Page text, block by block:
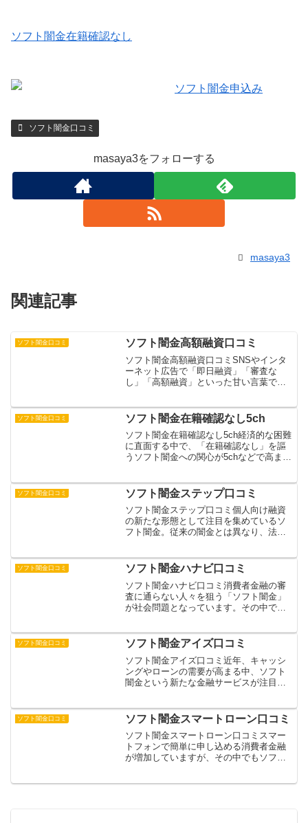
ソフト闇金在籍確認なし
ソフト闇金口コミ
masaya3をフォローする
masaya3
関連記事
ソフト闇金口コミ ソフト闇金高額融資口コミ
ソフト闇金高額融資口コミSNSやインタ
ーネット広告で「即日融資」「審査な
し」「高額融資」といった甘い言葉で誘
フト闇金被害の相談件数は前年比30%増
加し、被害総額も1...
ソフト闇金口コミ ソフト闇金在籍確認なし5ch
ソフト闇金在籍確認なし5ch経済的な困難
に直面する中で、「在籍確認なし」を謳
うソフト闇金への関心が5chなどで高まっ
審査と即日融資を実現するこれらの業
者。しかし、その実...
ソフト闇金口コミ ソフト闇金ステップ口コミ
ソフト闇金ステップ口コミ個人向け融資
の新たな形態として注目を集めているソ
フト闇金。従来の闇金とは異なり、法律
金ステップ」は、LINE経由での簡単な手
続きと即日融資をうた...
ソフト闇金口コミ ソフト闇金ハナビ口コミ
ソフト闇金ハナビ口コミ消費者金融の審
査に通らない人々を狙う「ソフト闇金」
が社会問題となっています。その中でも
資条件が緩く魅力的に映るソフト闇金ハ
ナビですが、実際には深...
ソフト闇金口コミ ソフト闇金アイズ口コミ
ソフト闇金アイズ口コミ近年、キャッシ
ングやローンの需要が高まる中、ソフト
闇金という新たな金融サービスが注目を
して知られています。しかし、その実態
や安全性については十分な...
ソフト闇金口コミ ソフト闇金スマートローン口コミ
ソフト闇金スマートローン口コミスマー
トフォンで簡単に申し込める消費者金融
が増加していますが、その中でもソフト